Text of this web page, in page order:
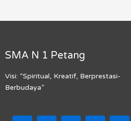
SMA N 1 Petang
Visi: “Spiritual, Kreatif, Berprestasi-
Berbudaya”